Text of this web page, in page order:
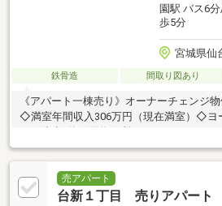
園駅 バス6
歩5分
宮城県仙
鉄骨造 間取り図あり
《アパート一棟売り》オーナーチェンジ
◇満室年間収入306万円（現在満室）◇ヨ
売アパート
台新１丁目 売りアパート